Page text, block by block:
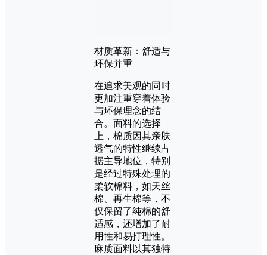
材质革新：舒适与
环保并重
在追求美观的同时
更加注重穿着体验
与环保理念的结
合。面料的选择
上，棉质因其亲肤
透气的特性继续占
据主导地位，特别
是经过特殊处理的
柔软棉料，如天丝
棉、再生棉等，不
仅保留了纯棉的舒
适感，还增加了耐
用性和易打理性。
麻质面料以其独特